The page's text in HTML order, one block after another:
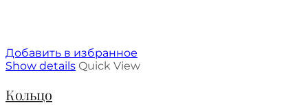
Добавить в избранное
Show details Quick View
Кольцо